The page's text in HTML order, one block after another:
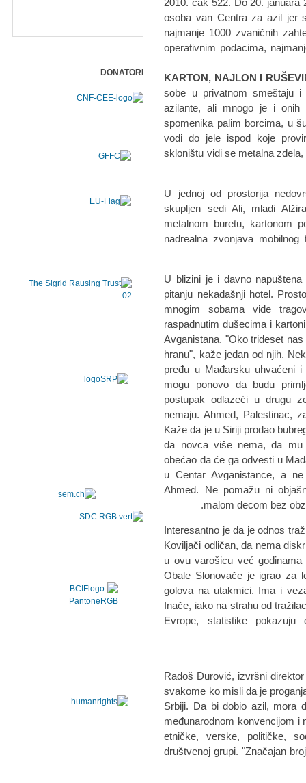
2010. čak 522. Do 20. januara
osoba van Centra za azil jer
najmanje 1000 zvaničnih
operativnim podacima,
KARTON, NAJLON I
sobe u privatnom smeštaju
azilante, ali mnogo je i
spomenika palim borcima, u
vodi do jele ispod koje
skloništu vidi se metalna
U jednoj od prostorija
skupljen sedi Ali, mladi
metalnom buretu, kartonom
nadrealna zvonjava
U blizini je i davno
pitanju nekadašnji hotel.
mnogim sobama vide
raspadnutim dušecima i
Avganistana. "Oko trideset
hranu", kaže jedan od njih.
pređu u Mađarsku uhvaćeni
mogu ponovo da budu
postupak odlazeći u drugu
nemaju. Ahmed, Palestinac,
Kaže da je u Siriji prodao
da novca više nema, da mu
obećao da će ga odvesti u
u Centar Avganistance, a
Ahmed. Ne pomažu ni
malom decom bez
Interesantno je da je odnos
Koviljači odličan, da nema
u ovu varošicu već
Obale Slonovače je igrao za
golova na utakmici. Ima i
Inače, iako na strahu od
Evrope, statistike
Radoš Đurović, izvršni
svakome ko misli da je
Srbiji. Da bi dobio azil, mora
međunarodnom konvencijom i
etničke, verske, političke,
društvenoj grupi. "Značajan
DONATORI